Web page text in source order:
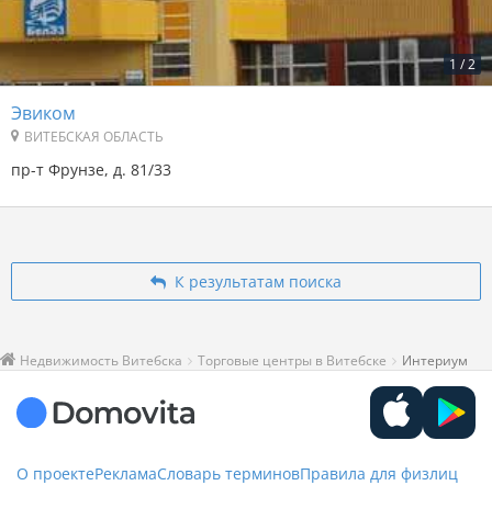
1 /2
Эвиком
ВИТЕБСКАЯ ОБЛАСТЬ
пр-т Фрунзе, д. 81/33
К результатам поиска
Недвижимость Витебска Торговые центры в Витебске Интериум
О проектеРекламаСловарь терминовПравила для физлиц